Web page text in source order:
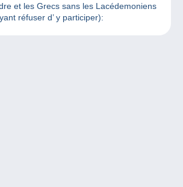
et les Grecs sans les Lacédemoniens
réfuser d’ y participer):